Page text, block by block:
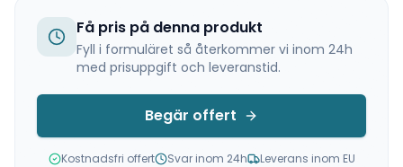
Få pris på denna produkt
Fyll i formuläret så återkommer vi inom 24h
med prisuppgift och leveranstid.
Begär offert
Kostnadsfri offert Svar inom 24h Leverans inom EU